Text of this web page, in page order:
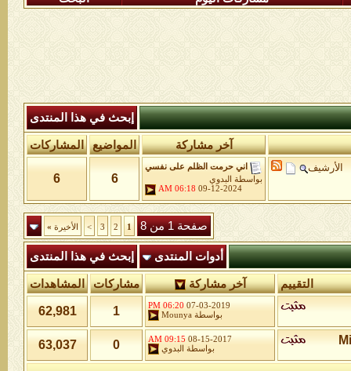
إبحث في هذا المنتدى
آخر مشاركة المواضيع المشاركات
الأرشيف
اني حرمت الظلم على نفسي
بواسطة
البدوي
09-12-2024
06:18 AM
6
6
صفحة 1 من 8 1
2
3
> الأخيرة »
أدوات المنتدى إبحث في هذا المنتدى
التقييم آخر مشاركة مشاركات المشاهدات
07-03-2019
06:20 PM
بواسطة Mounya
1
62,981
08-15-2017
09:15 AM
بواسطة
البدوي 0
63,037